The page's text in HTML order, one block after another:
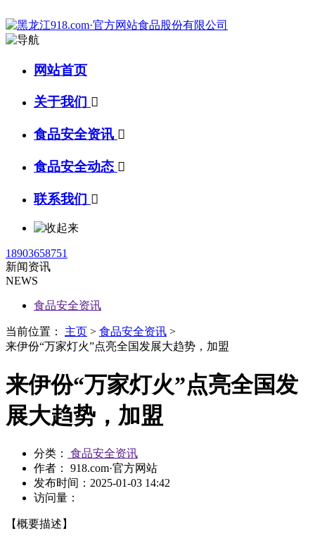
网站首页
关于我们 
食品安全资讯 
食品安全动态 
联系我们 
18903658751
新闻资讯
NEWS
食品安全资讯
当前位置： 主页 > 食品安全资讯 >
来伊份“万家灯火”点亮全国发展大趋势，加盟
来伊份“万家灯火”点亮全国发
展大趋势，加盟
分类：
食品安全资讯
作者： 918.com·官方网站
发布时间： 2025-01-03 14:42
访问量：
【概要描述】